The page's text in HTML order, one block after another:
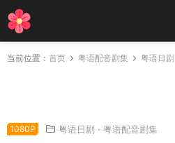
当前位置： 首页 粤语配音剧集 粤语日剧
1080P 粤语日剧 · 粤语配音剧集